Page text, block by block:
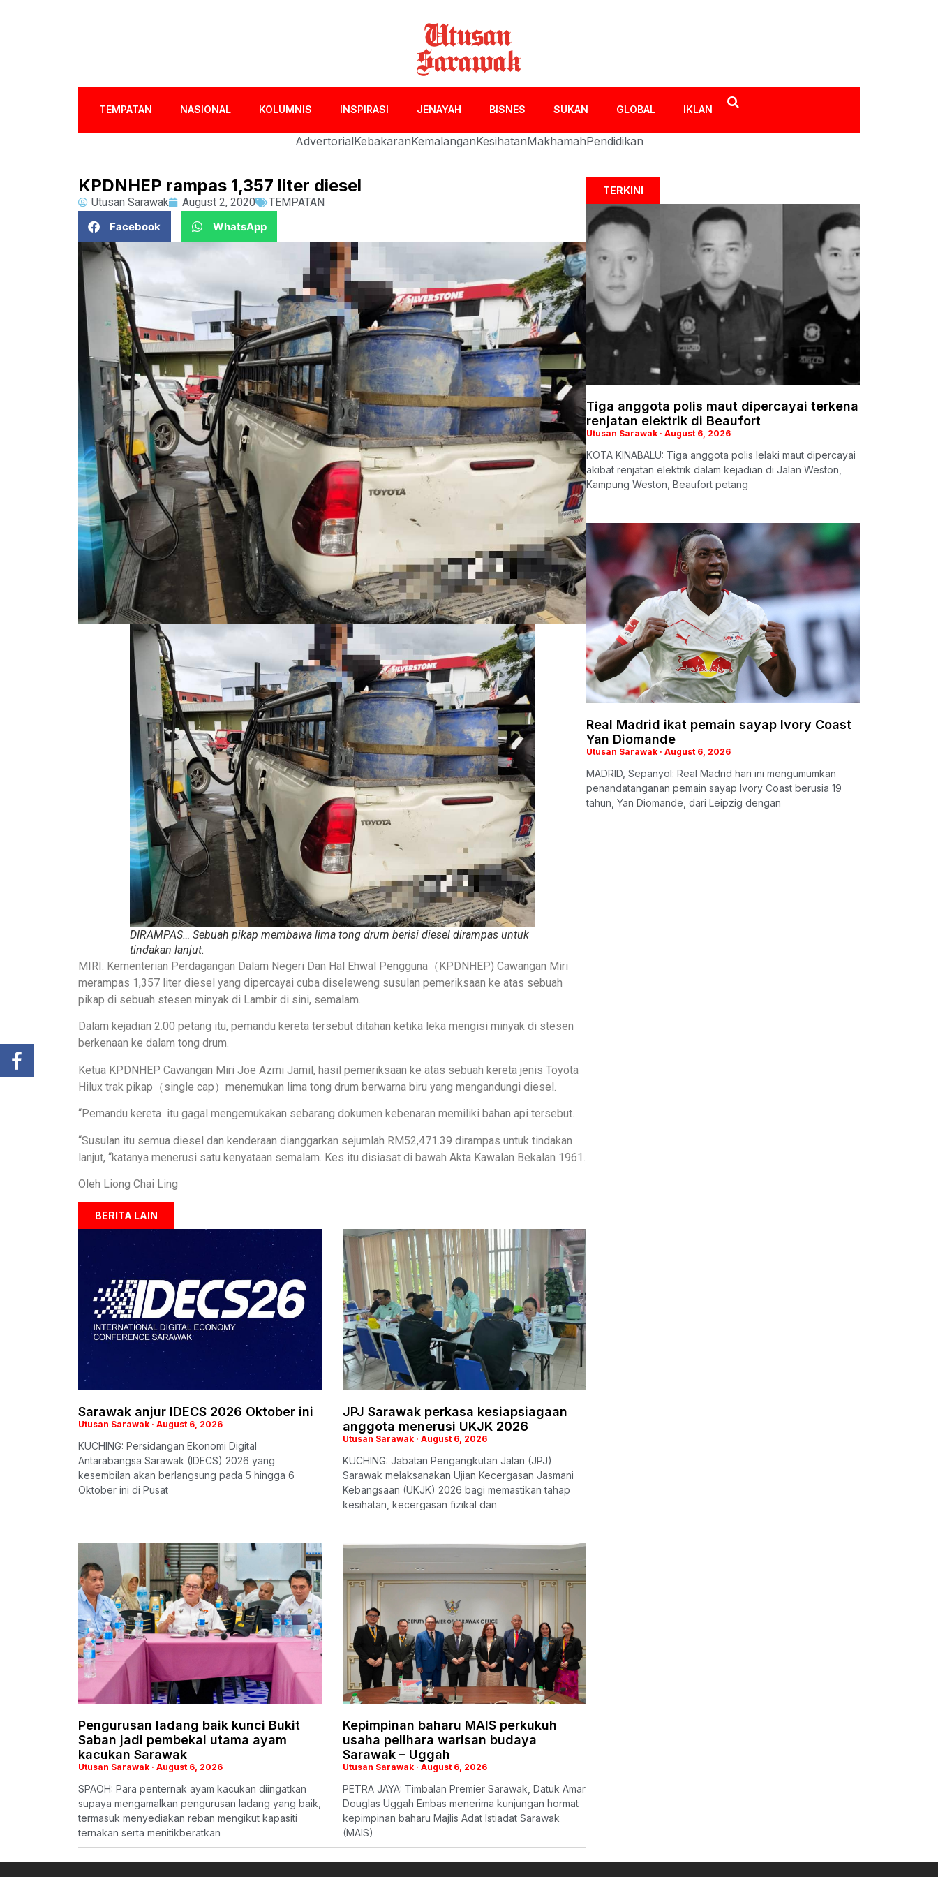
TEMPATAN NASIONAL KOLUMNIS INSPIRASI JENAYAH BISNES SUKAN GLOBAL IKLAN
AdvertorialKebakaranKemalanganKesihatanMakhamahPendidikan
KPDNHEP rampas 1,357 liter diesel
Utusan Sarawak August 2, 2020
TEMPATAN
Facebook
WhatsApp
DIRAMPAS… Sebuah pikap membawa lima tong drum berisi diesel dirampas untuk
tindakan lanjut.
MIRI: Kementerian Perdagangan Dalam Negeri Dan Hal Ehwal Pengguna（KPDNHEP) Cawangan Miri
merampas 1,357 liter diesel yang dipercayai cuba diseleweng susulan pemeriksaan ke atas sebuah
pikap di sebuah stesen minyak di Lambir di sini, semalam.
Dalam kejadian 2.00 petang itu, pemandu kereta tersebut ditahan ketika leka mengisi minyak di stesen
berkenaan ke dalam tong drum.
Ketua KPDNHEP Cawangan Miri Joe Azmi Jamil, hasil pemeriksaan ke atas sebuah kereta jenis Toyota
Hilux trak pikap（single cap）menemukan lima tong drum berwarna biru yang mengandungi diesel.
“Pemandu kereta itu gagal mengemukakan sebarang dokumen kebenaran memiliki bahan api tersebut.
“Susulan itu semua diesel dan kenderaan dianggarkan sejumlah RM52,471.39 dirampas untuk tindakan
lanjut, “katanya menerusi satu kenyataan semalam. Kes itu disiasat di bawah Akta Kawalan Bekalan 1961.
Oleh Liong Chai Ling
BERITA LAIN
Sarawak anjur IDECS 2026 Oktober ini
Utusan Sarawak August 6, 2026
KUCHING: Persidangan Ekonomi Digital
Antarabangsa Sarawak (IDECS) 2026 yang
kesembilan akan berlangsung pada 5 hingga 6
Oktober ini di Pusat
JPJ Sarawak perkasa kesiapsiagaan
anggota menerusi UKJK 2026
Utusan Sarawak August 6, 2026
KUCHING: Jabatan Pengangkutan Jalan (JPJ)
Sarawak melaksanakan Ujian Kecergasan Jasmani
Kebangsaan (UKJK) 2026 bagi memastikan tahap
kesihatan, kecergasan fizikal dan
Pengurusan ladang baik kunci Bukit
Saban jadi pembekal utama ayam
kacukan Sarawak
Utusan Sarawak August 6, 2026
SPAOH: Para penternak ayam kacukan diingatkan
supaya mengamalkan pengurusan ladang yang baik,
termasuk menyediakan reban mengikut kapasiti
ternakan serta menitikberatkan
Kepimpinan baharu MAIS perkukuh
usaha pelihara warisan budaya
Sarawak – Uggah
Utusan Sarawak August 6, 2026
PETRA JAYA: Timbalan Premier Sarawak, Datuk Amar
Douglas Uggah Embas menerima kunjungan hormat
kepimpinan baharu Majlis Adat Istiadat Sarawak
(MAIS)
TERKINI
Tiga anggota polis maut dipercayai terkena
renjatan elektrik di Beaufort
Utusan Sarawak August 6, 2026
KOTA KINABALU: Tiga anggota polis lelaki maut dipercayai
akibat renjatan elektrik dalam kejadian di Jalan Weston,
Kampung Weston, Beaufort petang
Real Madrid ikat pemain sayap Ivory Coast
Yan Diomande
Utusan Sarawak August 6, 2026
MADRID, Sepanyol: Real Madrid hari ini mengumumkan
penandatanganan pemain sayap Ivory Coast berusia 19
tahun, Yan Diomande, dari Leipzig dengan